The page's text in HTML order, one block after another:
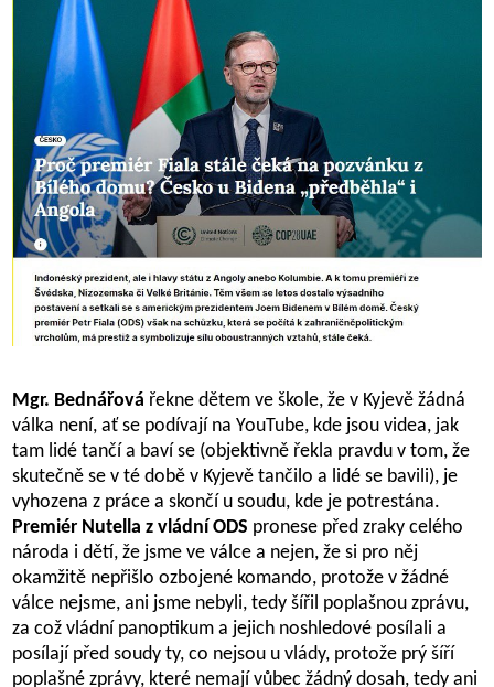
Mgr. Bednářová řekne dětem ve škole, že v Kyjevě žádná
válka není, ať se podívají na YouTube, kde jsou videa, jak
tam lidé tančí a baví se (objektivně řekla pravdu v tom, že
skutečně se v té době v Kyjevě tančilo a lidé se bavili), je
vyhozena z práce a skončí u soudu, kde je potrestána.
Premiér Nutella z vládní ODS pronese před zraky celého
národa i dětí, že jsme ve válce a nejen, že si pro něj
okamžitě nepřišlo ozbojené komando, protože v žádné
válce nejsme, ani jsme nebyli, tedy šířil poplašnou zprávu,
za což vládní panoptikum a jejich noshledové posílali a
posílají před soudy ty, co nejsou u vlády, protože prý šíří
poplašné zprávy, které nemají vůbec žádný dosah, tedy ani